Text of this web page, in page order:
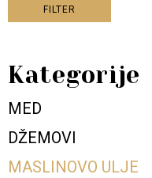
FILTER
Kategorije
MED
DŽEMOVI
MASLINOVO ULJE